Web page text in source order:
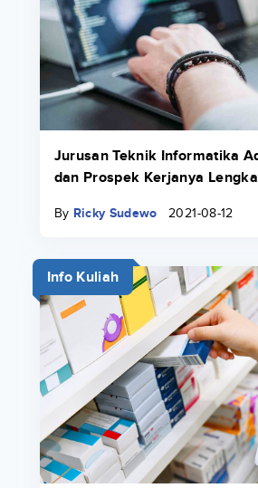
Jurusan Teknik Informatika
dan Prospek Kerjanya
By Ricky Sudewo 2021-08-12
Info Kuliah